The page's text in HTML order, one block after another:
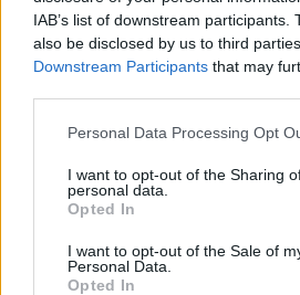
IAB’s list of downstream participants.
also be disclosed by us to third
Downstream Participants that may
Please note that this website/app
not limited to your visit or usage
grant or deny consent to Google and
use your data for below specified
consent section.
Personal Data Processing Opt
I want to opt-out of the Sharing
personal data.
Opted In
I want to opt-out of the Sale of
Personal Data.
Opted In
αποδεικνύει μαζί με τον
υψηλή εξασθένηση του
μέσω των ινών αυτών δεν
από μία συνέπεια της μη
δεν πρέπει να ξεπερνά το
προκειμένου ένα καλώδιο
θεωρηθεί κατάλληλο ώστε να
μετάδοση τηλεφωνικών